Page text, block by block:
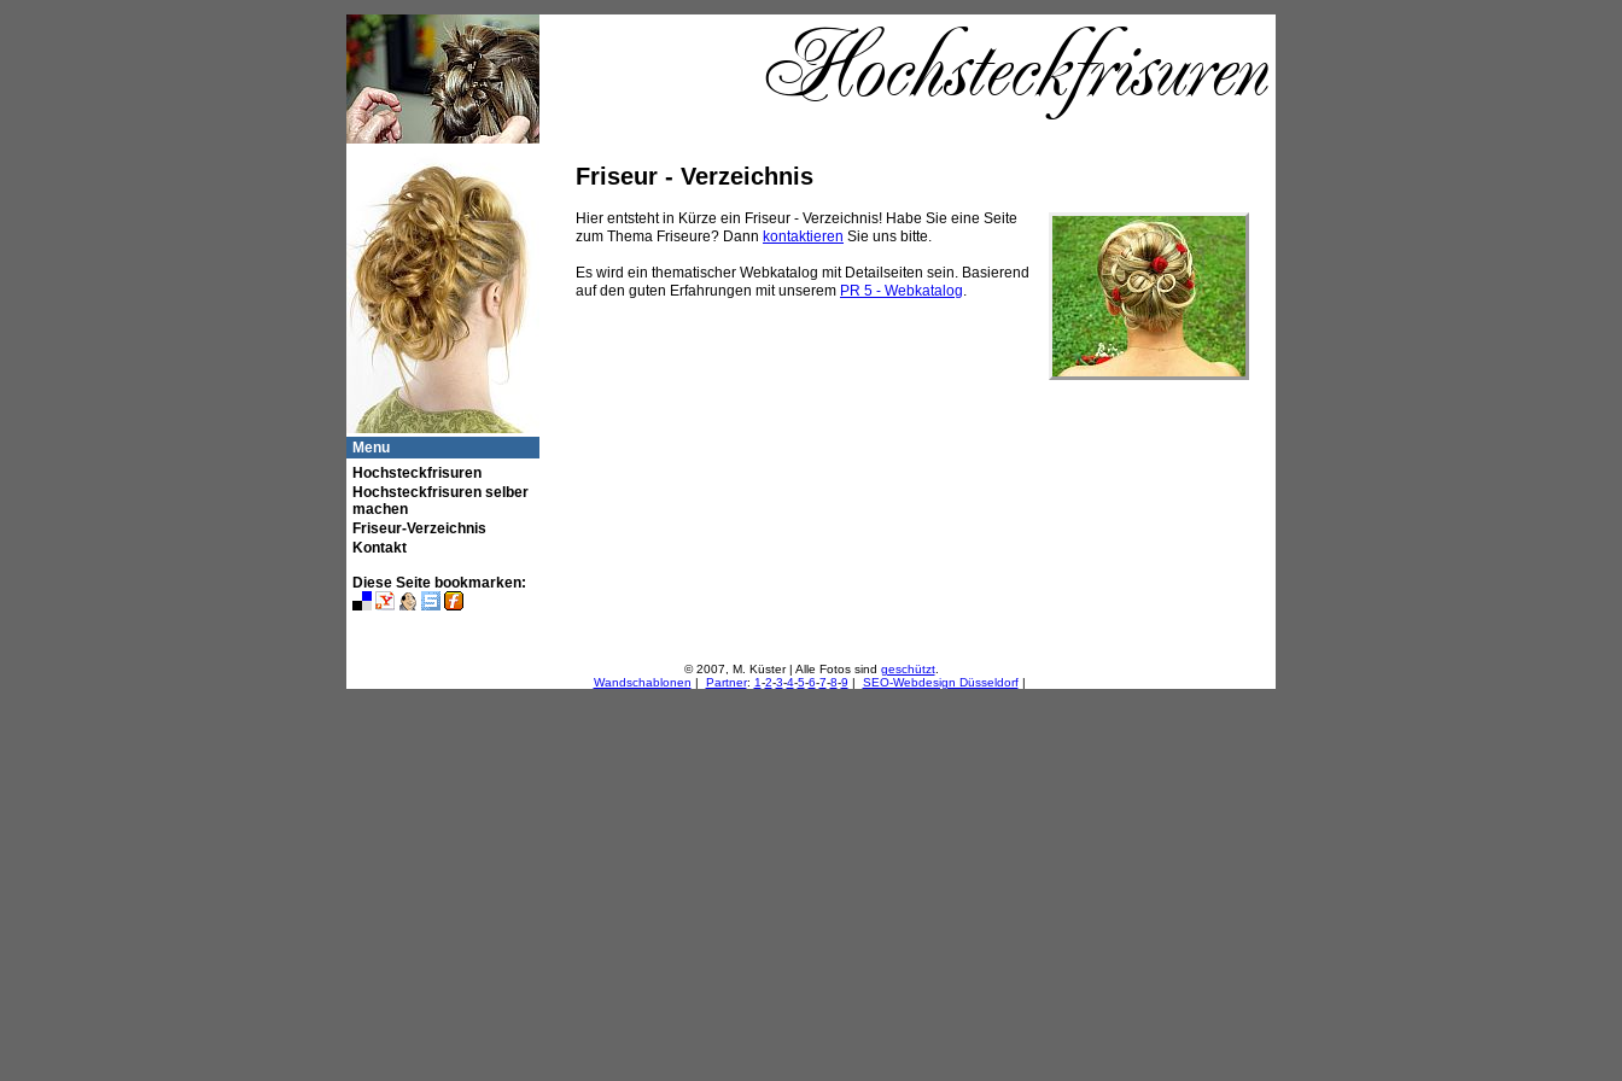
Friseur - Verzeichnis
Hier entsteht in Kürze ein Friseur - Verzeichnis! Habe Sie eine Seite
zum Thema Friseure? Dann kontaktieren Sie uns bitte.
Es wird ein thematischer Webkatalog mit Detailseiten sein. Basierend
auf den guten Erfahrungen mit unserem PR 5 - Webkatalog.
Menu
Hochsteckfrisuren
Hochsteckfrisuren selber
machen
Friseur-Verzeichnis
Kontakt
Diese Seite bookmarken:
© 2007, M. Küster | Alle Fotos sind geschützt.
Wandschablonen | Partner: 1-2-3-4-5-6-7-8-9 | SEO-Webdesign Düsseldorf|